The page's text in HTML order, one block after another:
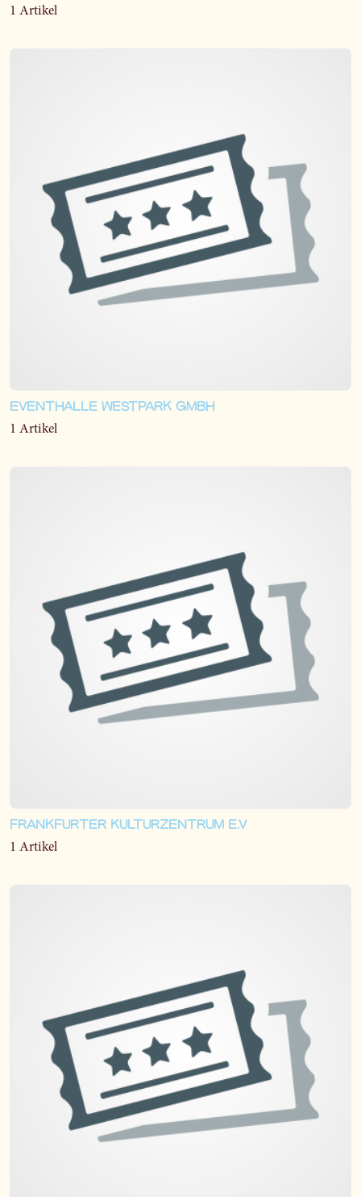
1 Artikel
EVENTHALLE WESTPARK GMBH
1 Artikel
FRANKFURTER KULTURZENTRUM E.V
1 Artikel